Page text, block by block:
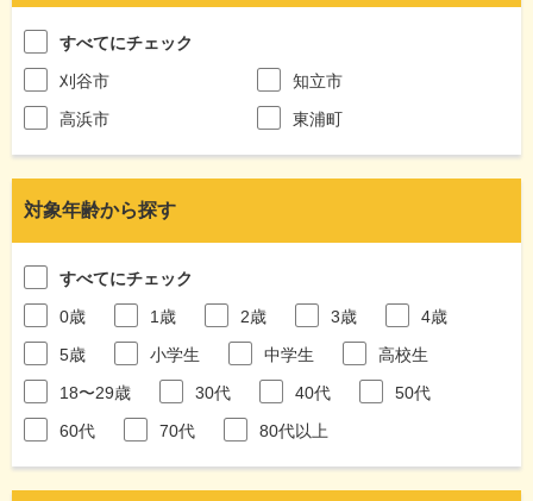
すべてにチェック
刈谷市
知立市
高浜市
東浦町
対象年齢から探す
すべてにチェック
0歳
1歳 2歳 3歳
4歳
5歳
小学生 中学生
高校生
18〜29歳
30代 40代
50代
60代
70代 80代以上